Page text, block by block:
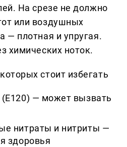
На срезе не должно
или воздушных
— плотная и упругая.
химических ноток.
стоит избегать
— может вызвать
нитраты и нитриты —
здоровья